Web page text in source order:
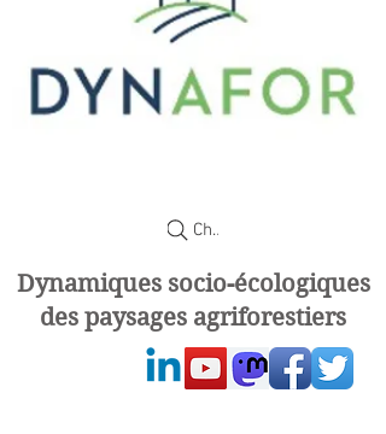
Chercher
Dynamiques socio-écologiques
des paysages agriforestiers